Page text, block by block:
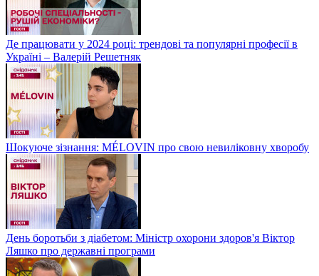
Де працювати у 2024 році: трендові та популярні професії в
Україні – Валерій Решетняк
Шокуюче зізнання: MÉLOVIN про свою невиліковну хворобу
День боротьби з діабетом: Міністр охорони здоров'я Віктор
Ляшко про державні програми